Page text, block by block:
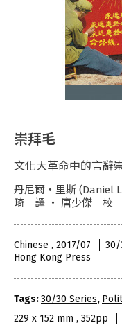
崇拜毛
文化大革命中的言辭
丹尼爾‧里斯 (Daniel
琦 譯 ‧ 唐少傑 校
Chinese , 2017/07 30/
Hong Kong Press
Tags:30/30 Series,
229 x 152 mm , 352pp